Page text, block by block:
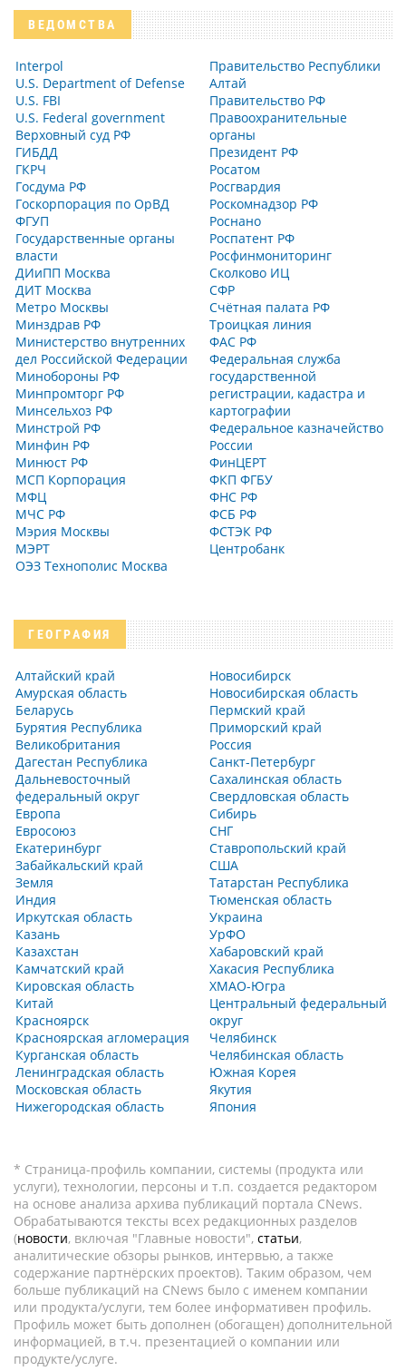
ВЕДОМСТВА
Interpol
U.S. Department of Defense
U.S. FBI
U.S. Federal government
Верховный суд РФ
ГИБДД
ГКРЧ
Госдума РФ
Госкорпорация по ОрВД
ФГУП
Государственные органы
власти
ДИиПП Москва
ДИТ Москва
Метро Москвы
Минздрав РФ
Министерство внутренних
дел Российской Федерации
Минобороны РФ
Минпромторг РФ
Минсельхоз РФ
Минстрой РФ
Минфин РФ
Минюст РФ
МСП Корпорация
МФЦ
МЧС РФ
Мэрия Москвы
МЭРТ
ОЭЗ Технополис Москва
Правительство Республики
Алтай
Правительство РФ
Правоохранительные
органы
Президент РФ
Росатом
Росгвардия
Роскомнадзор РФ
Роснано
Роспатент РФ
Росфинмониторинг
Сколково ИЦ
СФР
Счётная палата РФ
Троицкая линия
ФАС РФ
Федеральная служба
государственной
регистрации, кадастра и
картографии
Федеральное казначейство
России
ФинЦЕРТ
ФКП ФГБУ
ФНС РФ
ФСБ РФ
ФСТЭК РФ
Центробанк
ГЕОГРАФИЯ
Алтайский край
Амурская область
Беларусь
Бурятия Республика
Великобритания
Дагестан Республика
Дальневосточный
федеральный округ
Европа
Евросоюз
Екатеринбург
Забайкальский край
Земля
Индия
Иркутская область
Казань
Казахстан
Камчатский край
Кировская область
Китай
Красноярск
Красноярская агломерация
Курганская область
Ленинградская область
Московская область
Нижегородская область
Новосибирск
Новосибирская область
Пермский край
Приморский край
Россия
Санкт-Петербург
Сахалинская область
Свердловская область
Сибирь
СНГ
Ставропольский край
США
Татарстан Республика
Тюменская область
Украина
УрФО
Хабаровский край
Хакасия Республика
ХМАО-Югра
Центральный федеральный
округ
Челябинск
Челябинская область
Южная Корея
Якутия
Япония
* Страница-профиль компании, системы (продукта или
услуги), технологии, персоны и т.п. создается редактором
на основе анализа архива публикаций портала CNews.
Обрабатываются тексты всех редакционных разделов
(новости, включая "Главные новости", статьи,
аналитические обзоры рынков, интервью, а также
содержание партнёрских проектов). Таким образом, чем
больше публикаций на CNews было с именем компании
или продукта/услуги, тем более информативен профиль.
Профиль может быть дополнен (обогащен) дополнительной
информацией, в т.ч. презентацией о компании или
продукте/услуге.